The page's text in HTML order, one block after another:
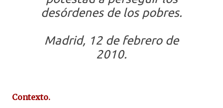
desórdenes de los pobres.
Madrid, 12 de febrero de
2010.
Contexto.